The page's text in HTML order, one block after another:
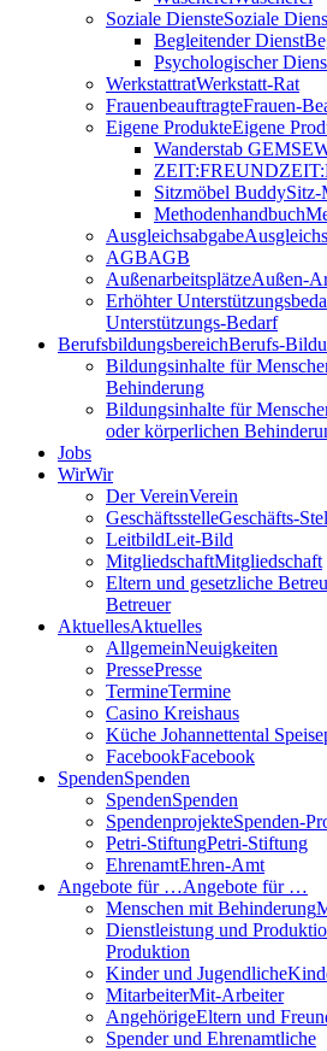
Soziale DiensteSoziale
Begleitender Dienst
Psychologischer
WerkstattratWerkstatt-Rat
FrauenbeauftragteFrauen-
Eigene ProdukteEigene
Wanderstab GEMSE
ZEIT:FREUND
Sitzmöbel BuddySitz-
Methodenhandbuch
Ausgleichsabgabe
AGBAGB
AußenarbeitsplätzeAußen-
Erhöhter
Unterstützungs-Bedarf
BerufsbildungsbereichBerufs-
Bildungsinhalte für
Behinderung
Bildungsinhalte für
oder körperlichen
Jobs
WirWir
Der VereinVerein
GeschäftsstelleGeschäfts-
LeitbildLeit-Bild
MitgliedschaftMitgliedschaft
Eltern und gesetzliche
Betreuer
AktuellesAktuelles
AllgemeinNeuigkeiten
PressePresse
TermineTermine
Casino Kreishaus
Küche Johannettental
FacebookFacebook
SpendenSpenden
SpendenSpenden
SpendenprojekteSpenden-
Petri-StiftungPetri-Stiftung
EhrenamtEhren-Amt
Angebote für …Angebote für …
Menschen mit Behinderung
Dienstleistung und
Produktion
Kinder und Jugendliche
MitarbeiterMit-Arbeiter
AngehörigeEltern und
Spender und Ehrenamtliche